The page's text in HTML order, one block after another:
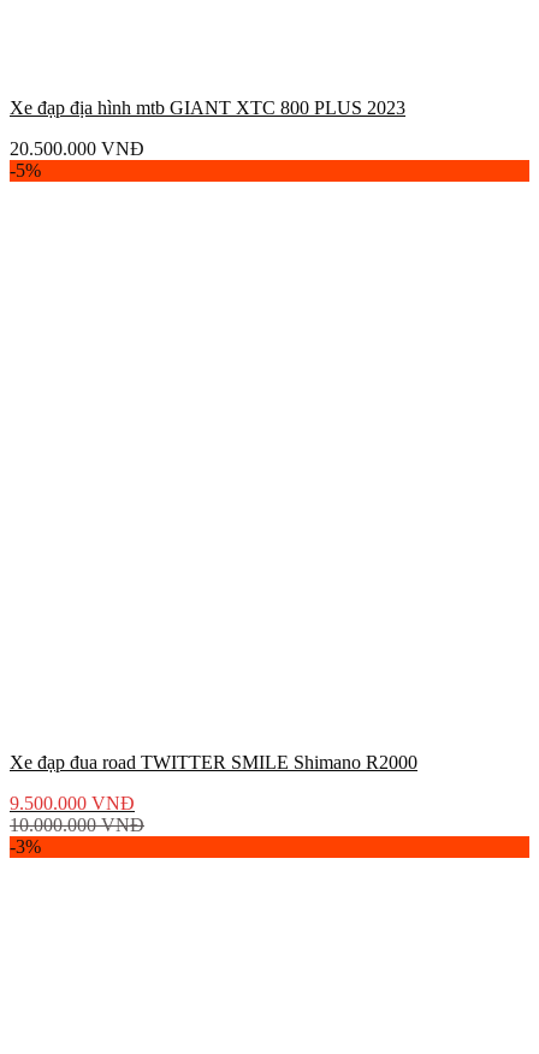
Xe đạp địa hình mtb GIANT XTC 800 PLUS 2023
20.500.000 VNĐ
-5%
Xe đạp đua road TWITTER SMILE Shimano R2000
9.500.000 VNĐ
10.000.000VNĐ
-3%